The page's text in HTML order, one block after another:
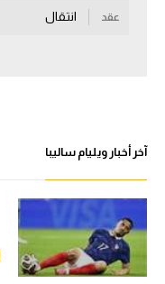
أمم إفريقيا
كرة طائرة
في المونديال
رياضة نسائية
عقد انتقال
آخر أخبار ويليام ساليبا